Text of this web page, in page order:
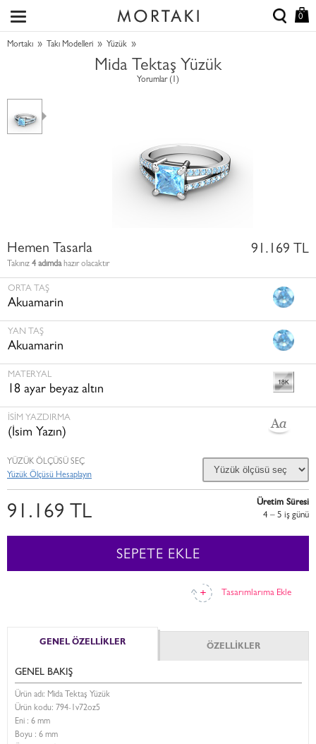
0
Mortakı » Takı Modelleri » Yüzük »
Mida Tektaş Yüzük
Yorumlar (1)
Hemen Tasarla
Takınız 4 adımdahazır olacaktır
91.169 TL
ORTA TAŞ
Akuamarin
YAN TAŞ
Akuamarin
MATERYAL
18 ayar beyaz altın
İSİM YAZDIRMA
(İsim Yazın)
Tasarımlarıma Ekle
YÜZÜK ÖLÇÜSÜ SEÇ
Yüzük Ölçüsü Hesaplayın
91.169 TL
Üretim Süresi
4 – 5 i̇ş günü
SEPETE EKLE
GENEL ÖZELLİKLER ÖZELLİKLER
GENEL BAKIŞ
Ürün adı: Mida Tektaş Yüzük
Ürün kodu: 794-1v72oz5
Eni : 6 mm
Boyu : 6 mm